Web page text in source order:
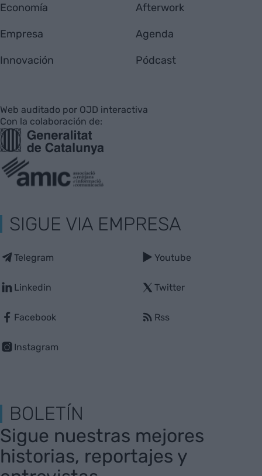
Economía
Empresa
Innovación
Afterwork
Agenda
Pódcast
Web auditado por OJD interactiva
Con la colaboración de:
SIGUE VIA EMPRESA
Telegram
Linkedin
Facebook
Instagram
Youtube
Twitter
Rss
BOLETÍN
Sigue nuestras mejores
historias, reportajes y